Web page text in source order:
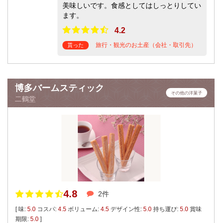
美味しいです。食感としてはしっとりしてい
ます。
4.2
貰った 旅行・観光のお土産（会社・取引先）
博多バームスティック
二鶴堂
その他の洋菓子
4.8 2件
[ 味: 5.0 コスパ: 4.5 ボリューム: 4.5 デザイン性: 5.0 持ち運び: 5.0 賞味
期限: 5.0 ]